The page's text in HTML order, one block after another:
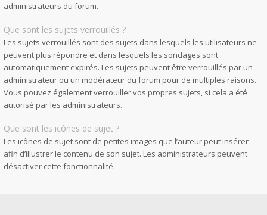
administrateurs du forum.
Que sont les sujets verrouillés ?
Les sujets verrouillés sont des sujets dans lesquels les utilisateurs ne
peuvent plus répondre et dans lesquels les sondages sont
automatiquement expirés. Les sujets peuvent être verrouillés par un
administrateur ou un modérateur du forum pour de multiples raisons.
Vous pouvez également verrouiller vos propres sujets, si cela a été
autorisé par les administrateurs.
Que sont les icônes de sujet ?
Les icônes de sujet sont de petites images que l’auteur peut insérer
afin d’illustrer le contenu de son sujet. Les administrateurs peuvent
désactiver cette fonctionnalité.